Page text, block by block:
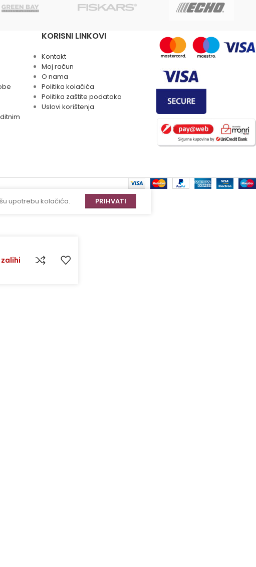
KORISNI LINKOVI
Kontakt
Moj račun
O nama
Politika kolačića
Politika zaštite podataka
Uslovi korištenja
upotrebu kolačića.
PRIHVATI